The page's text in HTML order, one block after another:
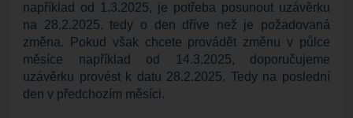
například od 1.3.2025, je potřeba posunout uzávěrku
na 28.2.2025, tedy o den dříve než je požadovaná
změna. Pokud však chcete provádět změnu v půlce
měsíce například od 14.3.2025, doporučujeme
uzávěrku provést k datu 28.2.2025. Tedy na poslední
den v předchozím měsíci.